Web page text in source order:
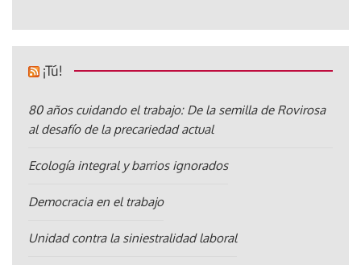
¡Tú!
80 años cuidando el trabajo: De la semilla de Rovirosa
al desafío de la precariedad actual
Ecología integral y barrios ignorados
Democracia en el trabajo
Unidad contra la siniestralidad laboral